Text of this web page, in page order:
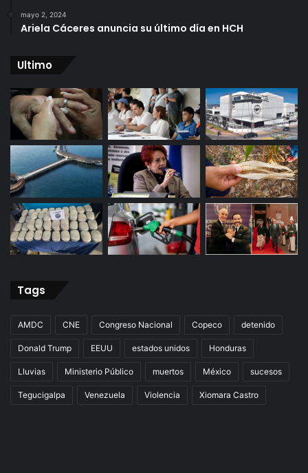
mayo 2, 2024
Ariela Cáceres anuncia su último día en HCH
Ultimo
Tags
AMDC CNE Congreso Nacional Copeco detenido
Donald Trump EEUU estados unidos Honduras
Lluvias Ministerio Público muertos México sucesos
Tegucigalpa Venezuela Violencia Xiomara Castro